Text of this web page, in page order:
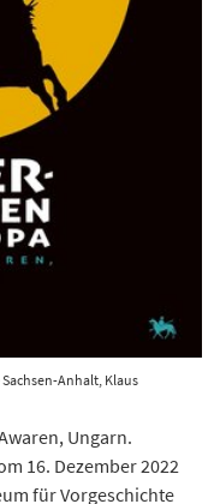
Anhalt, Klaus
Ungarn.
16. Dezember 2022
für Vorgeschichte